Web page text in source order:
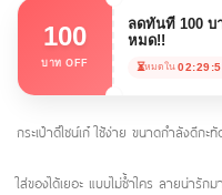
100
บาท OFF
ลดทันที 100
หมด!!
⏳หมดใน
กระเป๋าดีไซน์เก๋ ใช้ง่าย ขนาดกำลังดีกะ
ใส่ของได้เยอะ แบบไม่ซ้ำใคร ลายน่ารัก